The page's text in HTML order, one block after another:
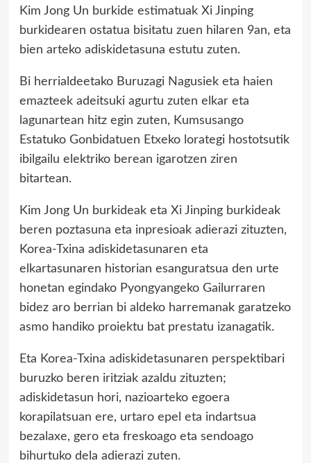
Kim Jong Un burkide estimatuak Xi Jinping
burkidearen ostatua bisitatu zuen hilaren 9an, eta
bien arteko adiskidetasuna estutu zuten.
Bi herrialdeetako Buruzagi Nagusiek eta haien
emazteek adeitsuki agurtu zuten elkar eta
lagunartean hitz egin zuten, Kumsusango
Estatuko Gonbidatuen Etxeko lorategi hostotsutik
ibilgailu elektriko berean igarotzen ziren
bitartean.
Kim Jong Un burkideak eta Xi Jinping burkideak
beren poztasuna eta inpresioak adierazi zituzten,
Korea-Txina adiskidetasunaren eta
elkartasunaren historian esanguratsua den urte
honetan egindako Pyongyangeko Gailurraren
bidez aro berrian bi aldeko harremanak garatzeko
asmo handiko proiektu bat prestatu izanagatik.
Eta Korea-Txina adiskidetasunaren perspektibari
buruzko beren iritziak azaldu zituzten;
adiskidetasun hori, nazioarteko egoera
korapilatsuan ere, urtaro epel eta indartsua
bezalaxe, gero eta freskoago eta sendoago
bihurtuko dela adierazi zuten.